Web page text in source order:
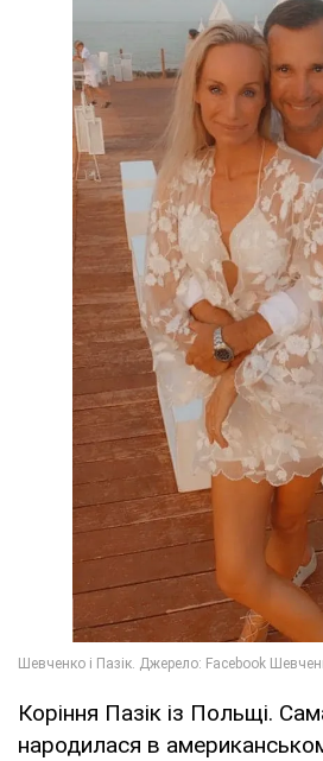
Коріння Пазік із Польщі.
народилася в